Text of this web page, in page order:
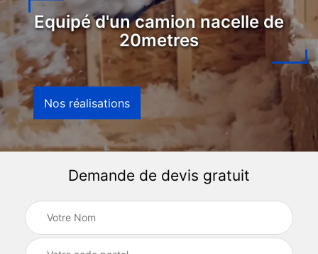
Equipé d'un camion nacelle de
20metres
Nos réalisations
Demande de devis gratuit